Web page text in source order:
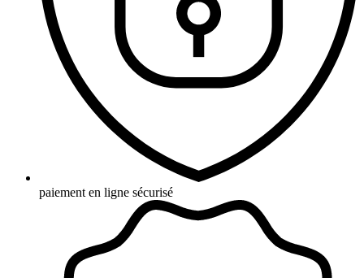
paiement en ligne sécurisé